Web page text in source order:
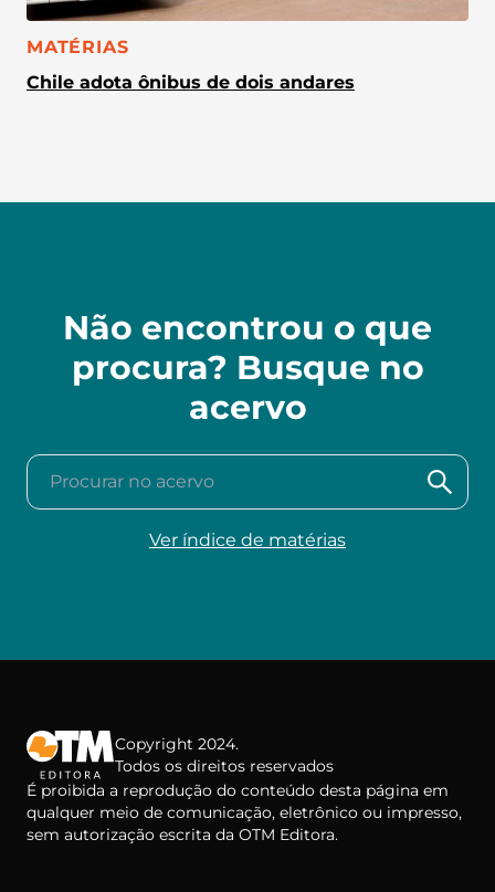
CATEGORIA:
MATÉRIAS
Chile adota ônibus de dois andares
Não encontrou o que
procura? Busque no
acervo
Procurar no acervo
Ver índice de matérias
Copyright 2024.
Todos os direitos reservados
É proibida a reprodução do conteúdo desta página em
qualquer meio de comunicação, eletrônico ou impresso,
sem autorização escrita da OTM Editora.